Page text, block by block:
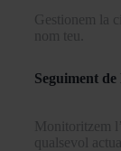
Gestionem la
nom teu.
Seguiment de
Monitoritzem
qualsevol